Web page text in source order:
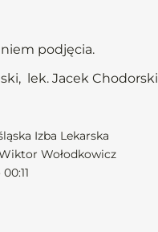
podjęcia.
lek. Jacek Chodorski
Izba Lekarska
Wołodkowicz